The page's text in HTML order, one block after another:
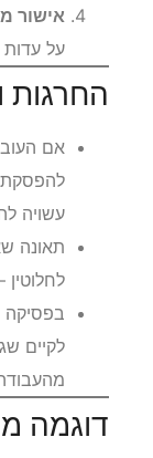
לנתק
אישור
על עדות
אם
להפסקת
עשויה
תאונה
בפסיקה
לקיים